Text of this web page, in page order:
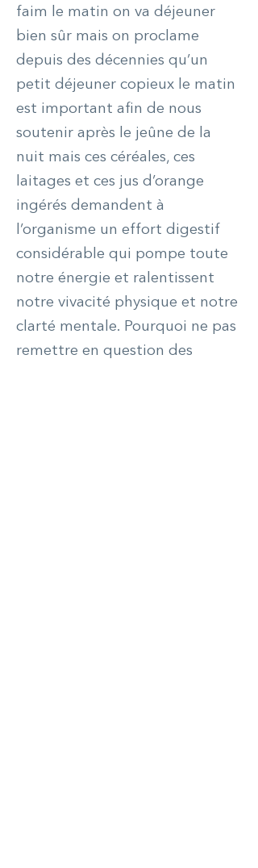
faim le matin on va déjeuner
bien sûr mais on proclame
depuis des décennies qu’un
petit déjeuner copieux le matin
est important afin de nous
soutenir après le jeûne de la
nuit mais ces céréales, ces
laitages et ces jus d’orange
ingérés demandent à
l’organisme un effort digestif
considérable qui pompe toute
notre énergie et ralentissent
notre vivacité physique et notre
clarté mentale. Pourquoi ne pas
remettre en question des